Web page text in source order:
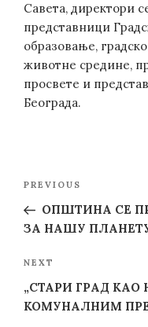
Савета, директори
представници
образовање,
животне средине,
просвете и
Београда.
Previous
Post
PREVIOUS
ОПШТИНА СЕ
ЗА НАШУ
Next
Post
NEXT
„СТАРИ ГРАД КАО
КОМУНАЛНИМ